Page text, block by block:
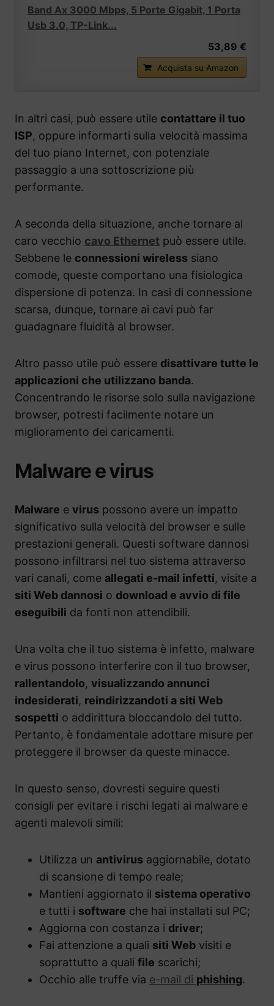
Band Ax 3000 Mbps, 5 Porte Gigabit, 1 Porta
Usb 3.0, TP-Link...
53,89 €
Acquista su Amazon
In altri casi, può essere utile contattare il tuo
ISP, oppure informarti sulla velocità massima
del tuo piano Internet, con potenziale
passaggio a una sottoscrizione più
performante.
A seconda della situazione, anche tornare al
caro vecchio cavo Ethernet può essere utile.
Sebbene le connessioni wireless siano
comode, queste comportano una fisiologica
dispersione di potenza. In casi di connessione
scarsa, dunque, tornare ai cavi può far
guadagnare fluidità al browser.
Altro passo utile può essere disattivare tutte le
applicazioni che utilizzano banda.
Concentrando le risorse solo sulla navigazione
browser, potresti facilmente notare un
miglioramento dei caricamenti.
Malware e virus
Malware e virus possono avere un impatto
significativo sulla velocità del browser e sulle
prestazioni generali. Questi software dannosi
possono infiltrarsi nel tuo sistema attraverso
vari canali, come allegati e-mail infetti, visite a
siti Web dannosi o download e avvio di file
eseguibili da fonti non attendibili.
Una volta che il tuo sistema è infetto, malware
e virus possono interferire con il tuo browser,
rallentandolo, visualizzando annunci
indesiderati, reindirizzandoti a siti Web
sospetti o addirittura bloccandolo del tutto.
Pertanto, è fondamentale adottare misure per
proteggere il browser da queste minacce.
In questo senso, dovresti seguire questi
consigli per evitare i rischi legati ai malware e
agenti malevoli simili:
Utilizza un antivirus aggiornabile, dotato
di scansione di tempo reale;
Mantieni aggiornato il sistema operativo
e tutti i software che hai installati sul PC;
Aggiorna con costanza i driver;
Fai attenzione a quali siti Web visiti e
soprattutto a quali file scarichi;
Occhio alle truffe via e-mail di phishing.